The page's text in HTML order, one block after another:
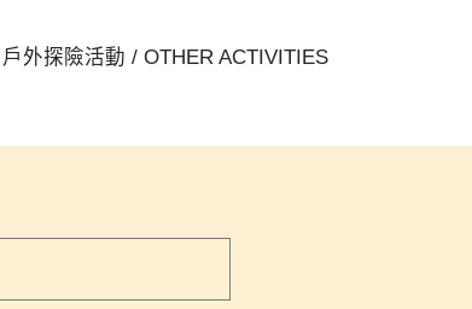
戶外探險活動 / OTHER ACTIVITIES